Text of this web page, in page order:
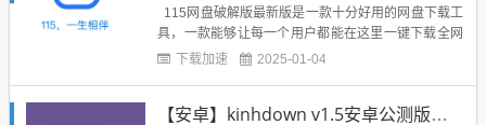
两种办法咳...
115网盘破解版最新版是一款十分好用的网盘下载工
具，一款能够让每一个用户都能在这里一键下载全网
海量的资源，在这里无限速下载，让你的下载变得更
网盘资源的内容。【安然有话说】如果出现提示安然
下载加速 2025-01-04
【安卓】kinhdown v1.5安卓公测版，手机上的百度网盘急速下载工具